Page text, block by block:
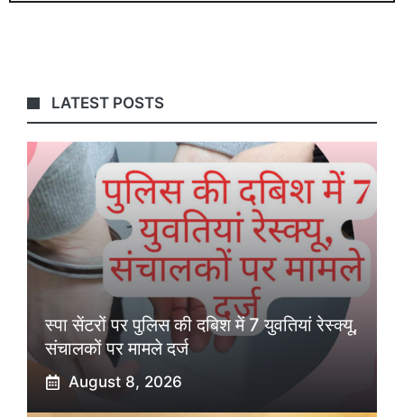
LATEST POSTS
स्पा सेंटरों पर पुलिस की दबिश में 7 युवतियां रेस्क्यू,
संचालकों पर मामले दर्ज
August 8, 2026